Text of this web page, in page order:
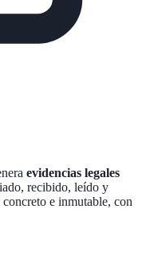
evidencias legales
recibido, leído y
e inmutable, con